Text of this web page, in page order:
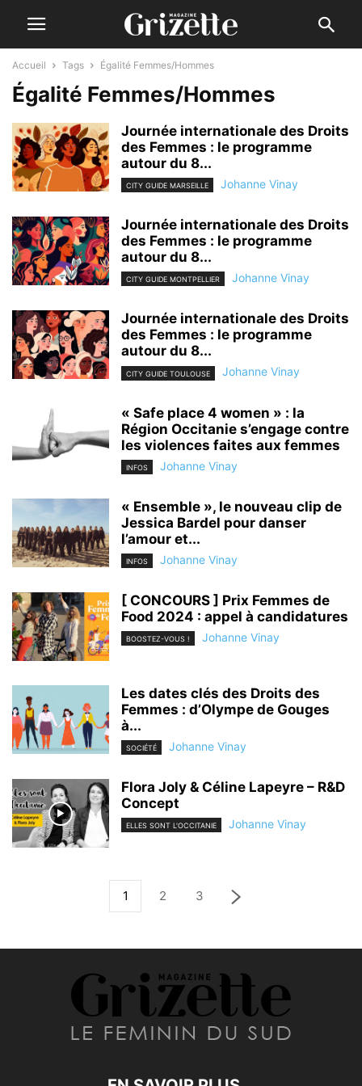
Accueil Tags Égalité Femmes/Hommes
Égalité Femmes/Hommes
Journée internationale des Droits
des Femmes : le programme
autour du 8...
CITY GUIDE MARSEILLE Johanne Vinay
Journée internationale des Droits
des Femmes : le programme
autour du 8...
CITY GUIDE MONTPELLIER Johanne Vinay
Journée internationale des Droits
des Femmes : le programme
autour du 8...
CITY GUIDE TOULOUSE Johanne Vinay
« Safe place 4 women » : la
Région Occitanie s’engage contre
les violences faites aux femmes
INFOS Johanne Vinay
« Ensemble », le nouveau clip de
Jessica Bardel pour danser
l’amour et...
INFOS Johanne Vinay
[ CONCOURS ] Prix Femmes de
Food 2024 : appel à candidatures
BOOSTEZ-VOUS ! Johanne Vinay
Les dates clés des Droits des
Femmes : d’Olympe de Gouges
à...
SOCIÉTÉ Johanne Vinay
Flora Joly & Céline Lapeyre – R&D
Concept
ELLES SONT L'OCCITANIE Johanne Vinay
1 2 3